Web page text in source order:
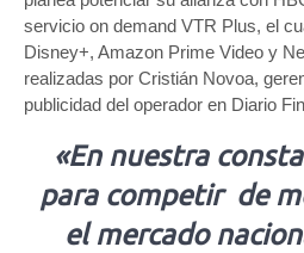
servicio on demand VTR Plus, el
Disney+, Amazon Prime Video y
realizadas por Cristián Novoa,
publicidad del operador en Diario
«En nuestra
para competir de
el mercado